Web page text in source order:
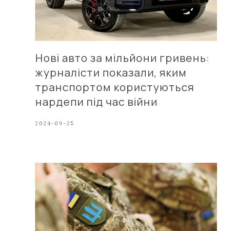
Нові авто за мільйони гривень:
журналісти показали, яким
транспортом користуються
нардепи під час війни
2024-09-25